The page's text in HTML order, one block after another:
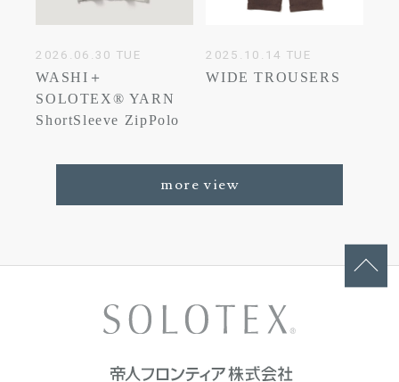
2026.06.30 TUE
WASHI＋
SOLOTEX® YARN
ShortSleeve ZipPolo
2025.10.14 TUE
WIDE TROUSERS
more view